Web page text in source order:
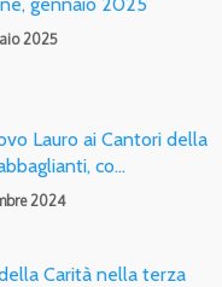
2025
Lauro ai Cantori della
co…
2024
Carità nella terza